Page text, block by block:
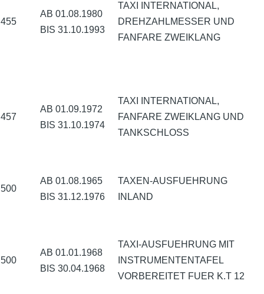
455
AB 01.08.1980
BIS 31.10.1993
TAXI INTERNATIONAL,
DREHZAHLMESSER UND
FANFARE ZWEIKLANG
457
AB 01.09.1972
BIS 31.10.1974
TAXI INTERNATIONAL,
FANFARE ZWEIKLANG UND
TANKSCHLOSS
500
AB 01.08.1965
BIS 31.12.1976
TAXEN-AUSFUEHRUNG
INLAND
500
AB 01.01.1968
BIS 30.04.1968
TAXI-AUSFUEHRUNG MIT
INSTRUMENTENTAFEL
VORBEREITET FUER K.T 12